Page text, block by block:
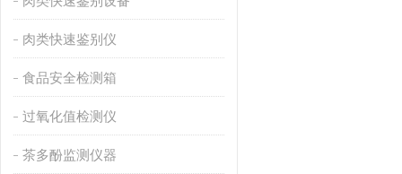
肉类快速鉴别仪
食品安全检测箱
过氧化值检测仪
茶多酚监测仪器